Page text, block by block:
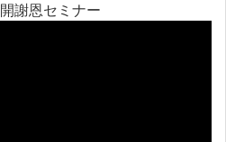
開謝恩セミナー